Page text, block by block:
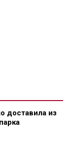
доставила из